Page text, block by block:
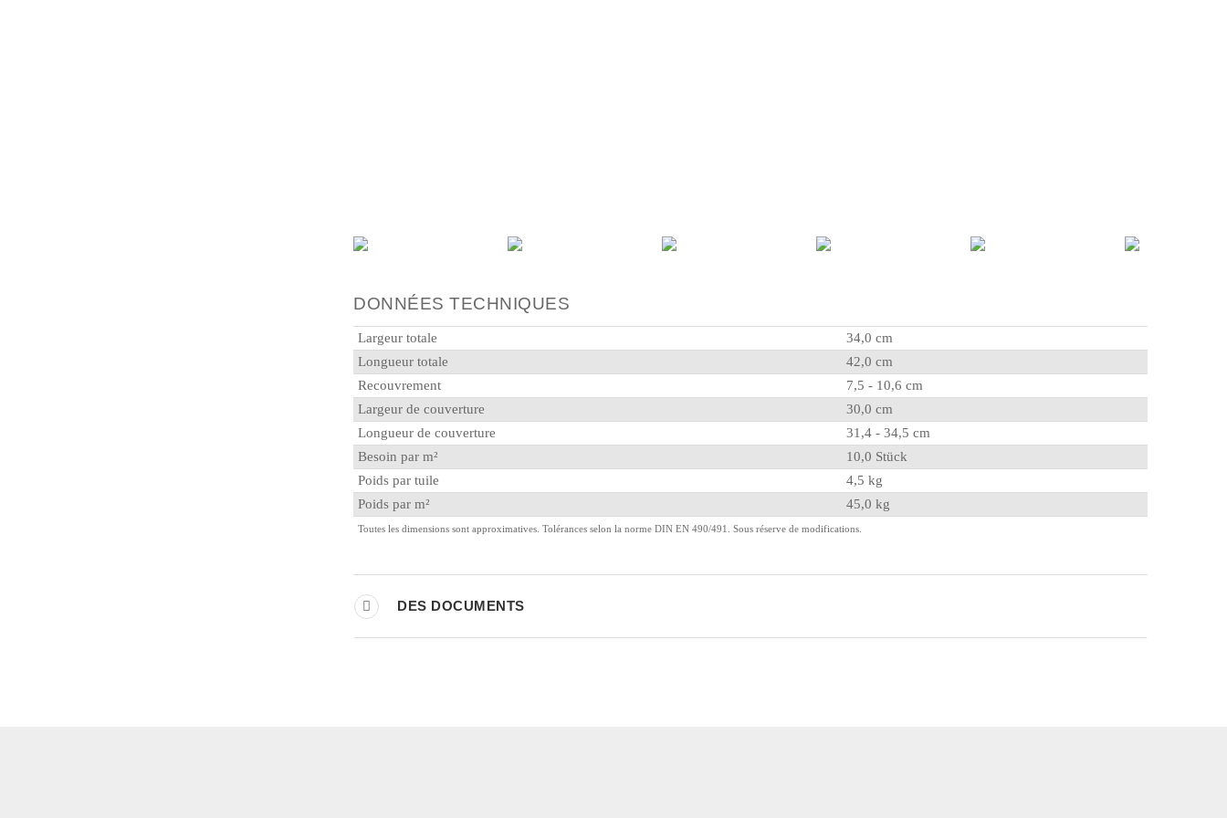
DONNÉES TECHNIQUES
Largeur totale
34,0 cm
Longueur totale
42,0 cm
Recouvrement
7,5 - 10,6 cm
Largeur de couverture
30,0 cm
Longueur de couverture
31,4 - 34,5 cm
Besoin par m²
10,0 Stück
Poids par tuile
4,5 kg
Poids par m²
45,0 kg
Toutes les dimensions sont approximatives. Tolérances selon la norme DIN EN 490/491. Sous réserve de modifications.
DES DOCUMENTS